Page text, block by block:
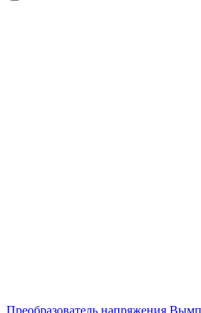
Преобразователь напряжения